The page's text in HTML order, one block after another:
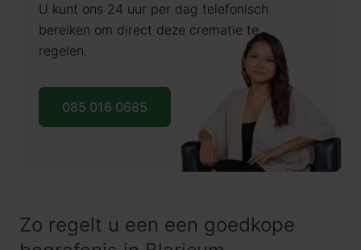
U kunt ons 24 uur per dag telefonisch
bereiken om direct deze crematie te
regelen.
085 016 0685
Zo regelt u een een goedkope